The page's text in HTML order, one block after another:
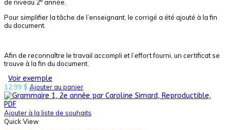
de niveau 2 année.
Pour simplifier la tâche de l’enseignant, le corrigé a été ajouté à la fin
du document.
Afin de reconnaître le travail accompli et l’effort fourni, un certificat se
trouve à la fin du document.
Voir exemple
12,99 $ Ajouter au panier
Ajouter à la liste de souhaits
Quick View